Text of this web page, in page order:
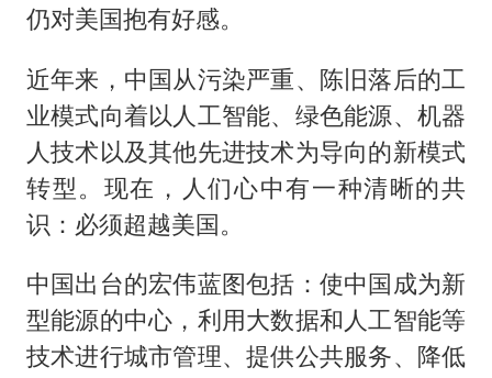
仍对美国抱有好感。
近年来，中国从污染严重、陈旧落后的工
业模式向着以人工智能、绿色能源、机器
人技术以及其他先进技术为导向的新模式
转型。现在，人们心中有一种清晰的共
识：必须超越美国。
中国出台的宏伟蓝图包括：使中国成为新
型能源的中心，利用大数据和人工智能等
技术进行城市管理、提供公共服务、降低